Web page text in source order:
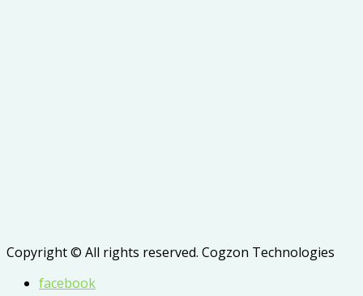
Copyright © All rights reserved. Cogzon Technologies
facebook